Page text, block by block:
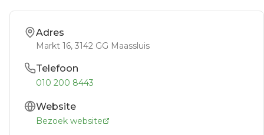
Adres
Markt 16, 3142 GG Maassluis
Telefoon
010 200 8443
Website
Bezoek website